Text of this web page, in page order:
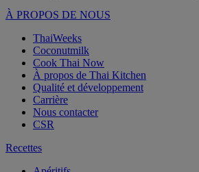
À PROPOS DE NOUS
ThaiWeeks
Coconutmilk
Cook Thai Now
À propos de Thai Kitchen
Qualité et développement
Carrière
Nous contacter
CSR
Recettes